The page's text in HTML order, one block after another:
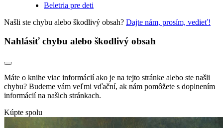
Beletria pre deti
Našli ste chybu alebo škodlivý obsah? Dajte nám, prosím, vedieť!
Nahlásiť chybu alebo škodlivý obsah
Máte o knihe viac informácií ako je na tejto stránke alebo ste našli
chybu? Budeme vám veľmi vďační, ak nám pomôžete s doplnením
informácií na našich stránkach.
Kúpte spolu